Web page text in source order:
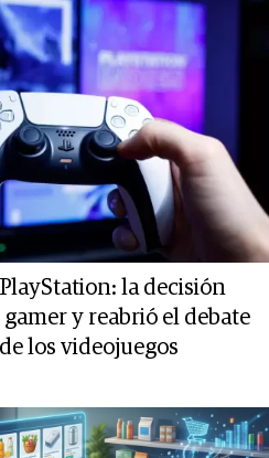
la decisión
y reabrió el debate
los videojuegos